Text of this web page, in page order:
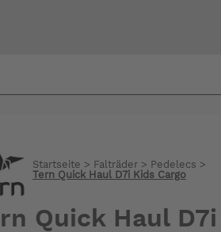
Startseite > Falträder> Pedelecs >
Tern Quick Haul D7i Kids Cargo
Quick Haul